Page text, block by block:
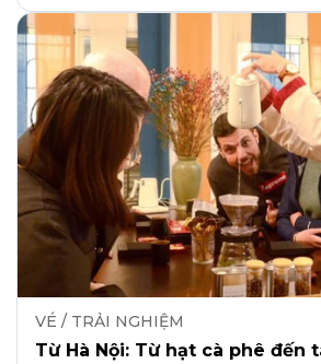
VÉ / TRẢI NGHIỆM
Từ Hà Nội: Từ hạt cà phê đến